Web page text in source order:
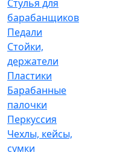
Стулья для
барабанщиков
Педали
Стойки,
держатели
Пластики
Барабанные
палочки
Перкуссия
Чехлы, кейсы,
сумки